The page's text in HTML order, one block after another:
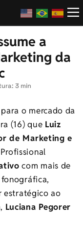
a
da
3 min
o mercado da
(16) que Luiz
de Marketing e
com mais de
estratégico ao
Luciana Pegorer